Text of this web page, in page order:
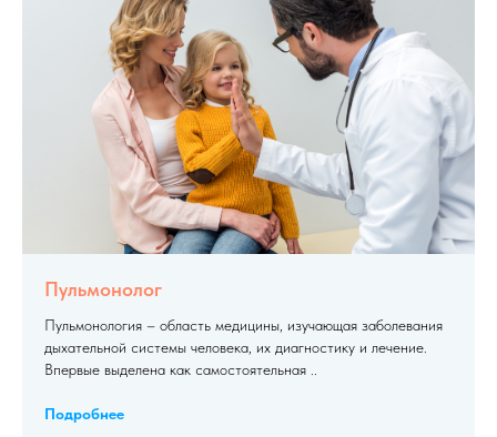
Пульмонолог
Пульмонология – область медицины, изучающая заболевания
дыхательной системы человека, их диагностику и лечение.
Впервые выделена как самостоятельная ..
Подробнее